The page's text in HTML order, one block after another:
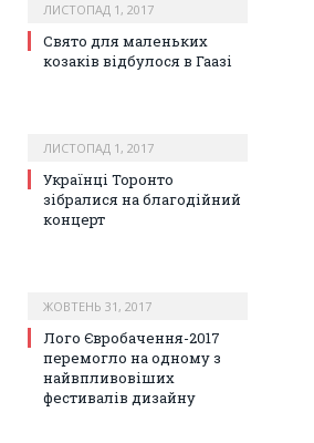
ЛИСТОПАД 1, 2017
Свято для маленьких
козаків відбулося в Гаазі
ЛИСТОПАД 1, 2017
Українці Торонто
зібралися на благодійний
концерт
ЖОВТЕНЬ 31, 2017
Лого Євробачення-2017
перемогло на одному з
найвпливовіших
фестивалів дизайну